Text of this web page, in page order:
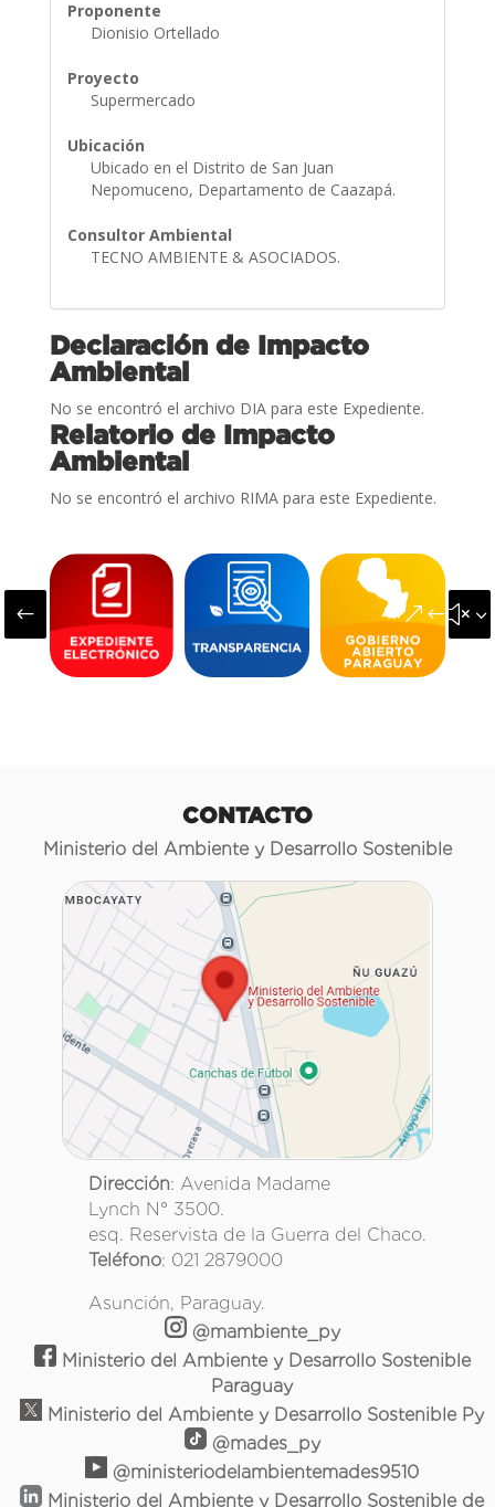
Proponente
Dionisio Ortellado
Proyecto
Supermercado
Ubicación
Ubicado en el Distrito de San Juan
Nepomuceno, Departamento de Caazapá.
Consultor Ambiental
TECNO AMBIENTE & ASOCIADOS.
Declaración de Impacto
Ambiental
No se encontró el archivo DIA para este Expediente.
Relatorio de Impacto
Ambiental
No se encontró el archivo RIMA para este Expediente.
#
CONTACTO
Ministerio del Ambiente y Desarrollo Sostenible
Dirección: Avenida Madame
Lynch N° 3500.
esq. Reservista de la Guerra del Chaco.
Teléfono: 021 2879000
Asunción, Paraguay.
@mambiente_py
Ministerio del Ambiente y Desarrollo Sostenible
Paraguay
Ministerio del Ambiente y Desarrollo Sostenible Py
@mades_py
@ministeriodelambientemades9510
Ministerio del Ambiente y Desarrollo Sostenible de